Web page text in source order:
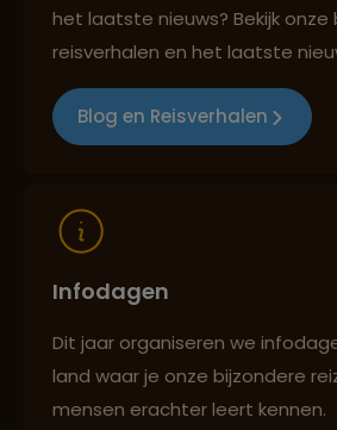
Best beoordeelde
het laatste nieuws? Bekijk onze
reisverhalen en het laatste
Blog en Reisverhalen
Infodagen
Dit jaar organiseren we
land waar je onze bijzondere
mensen erachter leert kennen.